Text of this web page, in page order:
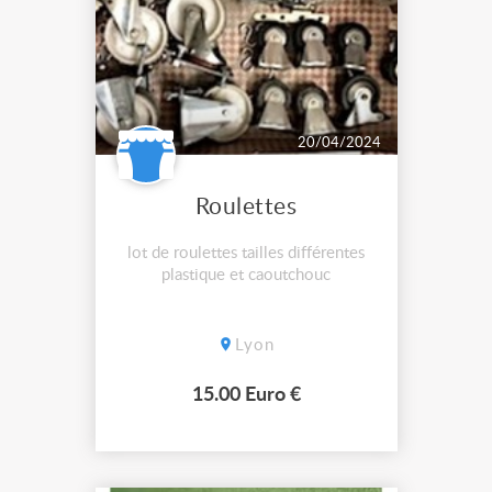
20/04/2024
Roulettes
lot de roulettes tailles différentes
plastique et caoutchouc
Lyon
15.00 Euro €